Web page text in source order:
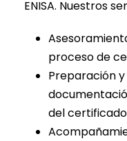
ENISA. Nuestros
proceso de
Preparación
del